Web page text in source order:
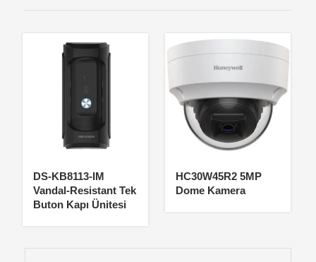
DS-KB8113-IM
Vandal-Resistant Tek
Buton Kapı Ünitesi
HC30W45R2 5MP
Dome Kamera